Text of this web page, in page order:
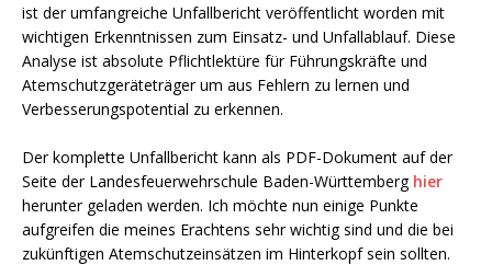
ist der umfangreiche Unfallbericht veröffentlicht worden mit
wichtigen Erkenntnissen zum Einsatz- und Unfallablauf. Diese
Analyse ist absolute Pflichtlektüre für Führungskräfte und
Atemschutzgeräteträger um aus Fehlern zu lernen und
Verbesserungspotential zu erkennen.
Der komplette Unfallbericht kann als PDF-Dokument auf der
Seite der Landesfeuerwehrschule Baden-Württemberg hier
herunter geladen werden. Ich möchte nun einige Punkte
aufgreifen die meines Erachtens sehr wichtig sind und die bei
zukünftigen Atemschutzeinsätzen im Hinterkopf sein sollten.